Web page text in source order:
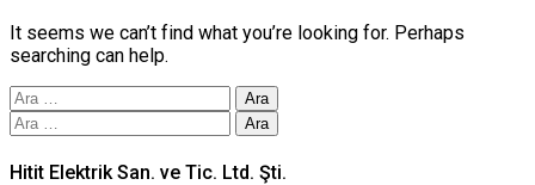
It seems we can’t find what you’re looking for. Perhaps
searching can help.
Arama:
Arama:
Hitit Elektrik San. ve Tic. Ltd. Şti.